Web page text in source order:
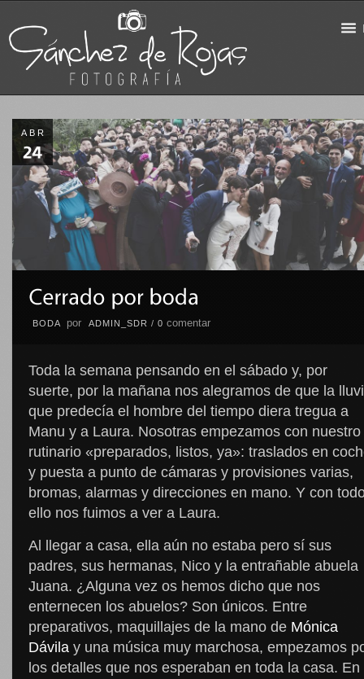
ABR
BODA por ADMIN_SDR / 0 comentar
Toda la semana pensando en el sábado y, por
suerte, por la mañana nos alegramos de que la
que predecía el hombre del tiempo diera tregua a
Manu y a Laura. Nosotras empezamos con nuestro
rutinario «preparados, listos, ya»: traslados en
y puesta a punto de cámaras y provisiones varias,
bromas, alarmas y direcciones en mano. Y con
ello nos fuimos a ver a Laura.
Al llegar a casa, ella aún no estaba pero sí sus
padres, sus hermanas, Nico y la entrañable abuela
Juana. ¿Alguna vez os hemos dicho que nos
enternecen los abuelos? Son únicos. Entre
preparativos, maquillajes de la mano de Mónica
Dávilay una música muy marchosa, empezamos
los detalles que nos esperaban en toda la casa. En